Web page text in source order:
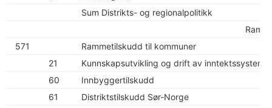
Sum Distrikts- og regionalpolitikk
571
Rammetilskudd til kommuner
21
Kunnskapsutvikling og drift av inntektssystemet
60
Innbyggertilskudd
61
Distriktstilskudd Sør-Norge